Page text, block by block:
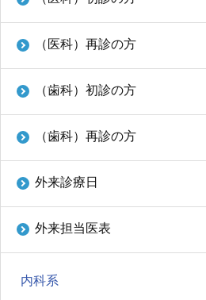
8：20～17：00
休診日／土・日・祝日、年末年始
※九州大学病院は敷地内全面禁煙です
外来
（午後のみ）
（医科）再診の方
（歯科）初診の方
（歯科）再診の方
外来診療日
外来担当医表
内科系